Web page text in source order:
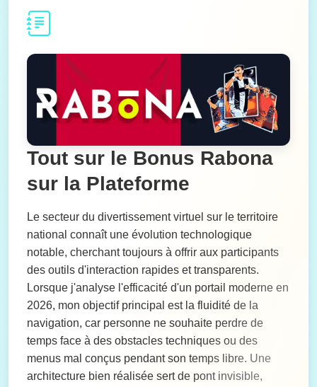
Tout sur le Bonus Rabona
sur la Plateforme
Le secteur du divertissement virtuel sur le territoire
national connaît une évolution technologique
notable, cherchant toujours à offrir aux participants
des outils d'interaction rapides et transparents.
Lorsque j'analyse l'efficacité d'un portail moderne en
2026, mon objectif principal est la fluidité de la
navigation, car personne ne souhaite perdre de
temps face à des obstacles techniques ou des
menus mal conçus pendant son temps libre. Une
architecture bien réalisée sert de pont invisible,